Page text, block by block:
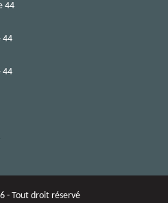
44
44
44
- Tout droit réservé